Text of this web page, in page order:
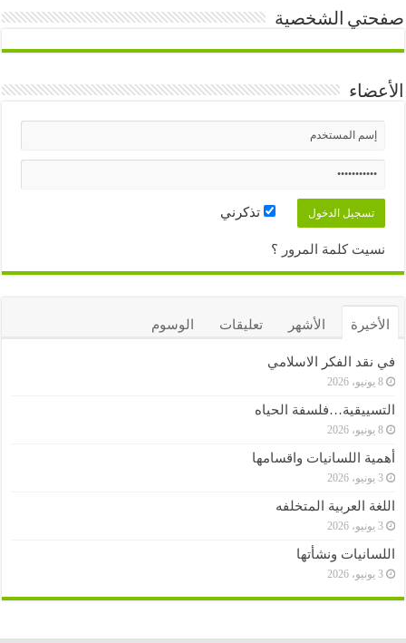
صفحتي الشخصية
الأعضاء
تذكرني
نسيت كلمة المرور ؟
الأخيرة الأشهر تعليقات الوسوم
في نقد الفكر الاسلامي
8 يونيو، 2026
التسييقية…فلسفة الحياه
8 يونيو، 2026
أهمية اللسانيات واقسامها
3 يونيو، 2026
اللغة العربية المتخلفه
3 يونيو، 2026
اللسانيات ونشأتها
3 يونيو، 2026